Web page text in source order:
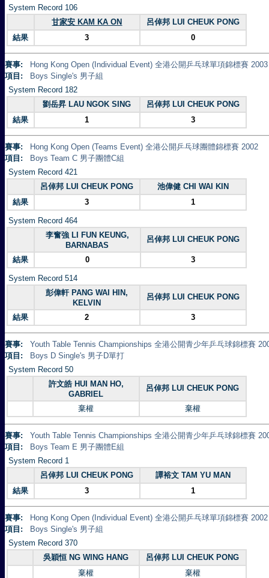
System Record 106
甘家安 KAM KA ON
呂倬邦 LUI CHEUK PONG
結果
3 0
賽事:
Hong Kong Open (Individual Event) 全港公開乒乓球單項錦標賽 2003
項目:
Boys Single's 男子組
System Record 182
劉岳昇 LAU NGOK SING
呂倬邦 LUI CHEUK PONG
結果
1 3
賽事:
Hong Kong Open (Teams Event) 全港公開乒乓球團體錦標賽 2002
項目:
Boys Team C 男子團體C組
System Record 421
呂倬邦 LUI CHEUK PONG
池偉健 CHI WAI KIN
結果
3 1
System Record 464
李奮強 LI FUN KEUNG,
BARNABAS
呂倬邦 LUI CHEUK PONG
結果 0 3
System Record 514
彭偉軒 PANG WAI HIN,
KELVIN
呂倬邦 LUI CHEUK PONG
結果 2 3
賽事:
Youth Table Tennis Championships 全港公開青少年乒乓球錦標賽
項目:
Boys D Single's 男子D單打
System Record 50
許文皓 HUI MAN HO,
GABRIEL
呂倬邦 LUI CHEUK PONG
棄權 棄權
賽事:
Youth Table Tennis Championships 全港公開青少年乒乓球錦標賽
項目:
Boys Team E 男子團體E組
System Record 1
呂倬邦 LUI CHEUK PONG
譚裕文 TAM YU MAN
結果
3 1
賽事:
Hong Kong Open (Individual Event) 全港公開乒乓球單項錦標賽 2002
項目:
Boys Single's 男子組
System Record 370
吳穎恒 NG WING HANG
呂倬邦 LUI CHEUK PONG
棄權
棄權